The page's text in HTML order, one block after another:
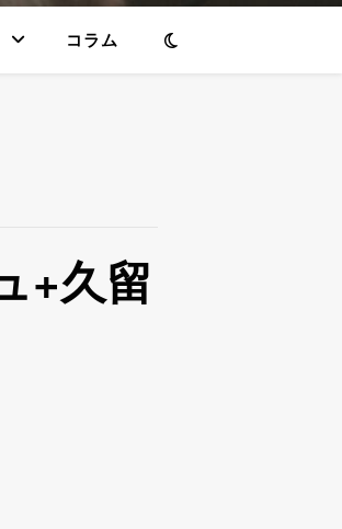
コラム
+久留